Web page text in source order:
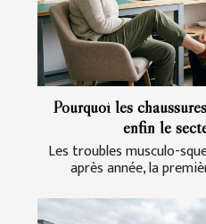
Pourquoi les
enfin le
Les troubles musculo-
après année, la